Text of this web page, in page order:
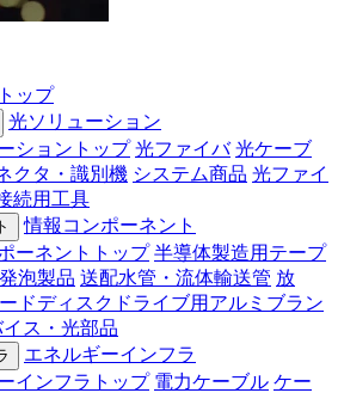
ップ
光ソリューション
ショントップ 光ファイバ 光ケーブ
クタ・識別機 システム商品 光ファイ
続用工具
情報コンポーネント
ーネントトップ 半導体製造用テープ
発泡製品 送配水管・流体輸送管 放
ドディスクドライブ用アルミブラン
ス・光部品
エネルギーインフラ
インフラトップ 電力ケーブル ケー